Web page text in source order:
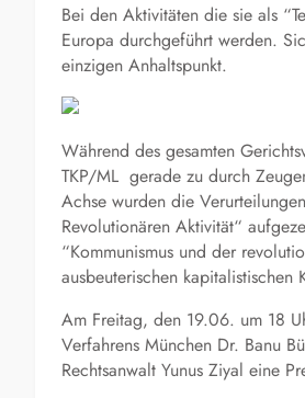
Bei den Aktivitäten die sie als
Europa durchgeführt werden.
einzigen Anhaltspunkt.
Während des gesamten
TKP/ML gerade zu durch
Achse wurden die
Revolutionären Aktivität“
“Kommunismus und der
ausbeuterischen kapitalistischen
Am Freitag, den 19.06. um 18
Verfahrens München Dr. Banu
Rechtsanwalt Yunus Ziyal eine